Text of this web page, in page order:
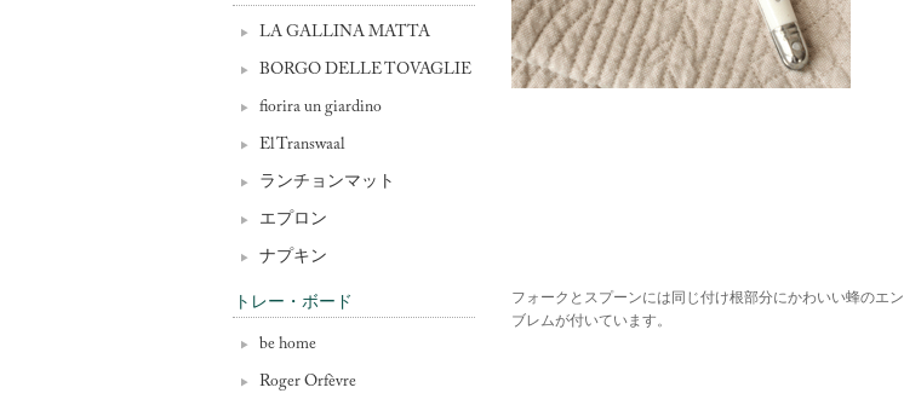
フォークとスプーンには同じ付け根部分にかわいい蜂のエン
ブレムが付いています。
LA GALLINA MATTA
BORGO DELLE TOVAGLIE
fiorira un giardino
El Transwaal
ランチョンマット
エプロン
ナプキン
トレー・ボード
be home
Roger Orfèvre